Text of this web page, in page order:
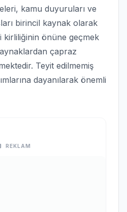
kamu duyuruları ve
birincil kaynak olarak
kirliliğinin önüne geçmek
çapraz
Teyit edilmemiş
dayanılarak önemli
REKLAM